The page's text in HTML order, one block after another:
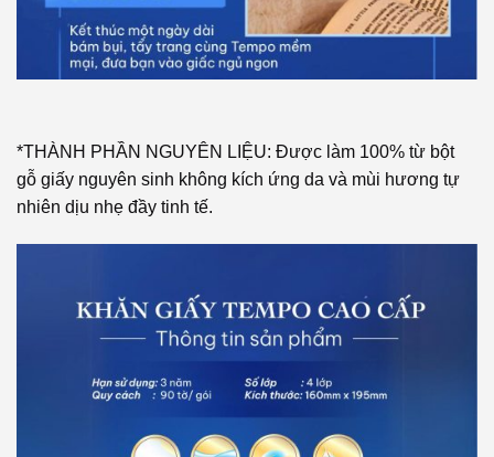
*THÀNH PHẦN NGUYÊN LIỆU: Được làm 100% từ bột
gỗ giấy nguyên sinh không kích ứng da và mùi hương tự
nhiên dịu nhẹ đầy tinh tế.